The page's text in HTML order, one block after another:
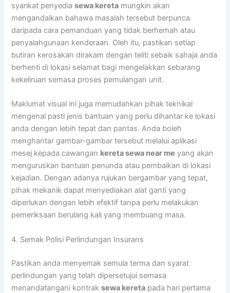
syarikat penyediasewa kereta mungkin akan
mengandaikan bahawa masalah tersebut berpunca
daripada cara pemanduan yang tidak berhemah atau
penyalahgunaan kenderaan. Oleh itu, pastikan setiap
butiran kerosakan dirakam dengan teliti sebaik sahaja anda
berhenti di lokasi selamat bagi mengelakkan sebarang
kekeliruan semasa proses pemulangan unit.
Maklumat visual ini juga memudahkan pihak teknikal
mengenal pasti jenis bantuan yang perlu dihantar ke lokasi
anda dengan lebih tepat dan pantas. Anda boleh
menghantar gambar-gambar tersebut melalui aplikasi
mesej kepada cawangan kereta sewa near me yang akan
menguruskan bantuan penunda atau pembaikan di lokasi
kejadian. Dengan adanya rujukan bergambar yang tepat,
pihak mekanik dapat menyediakan alat ganti yang
diperlukan dengan lebih efektif tanpa perlu melakukan
pemeriksaan berulang kali yang membuang masa.
4. Semak Polisi Perlindungan Insurans
Pastikan anda menyemak semula terma dan syarat
perlindungan yang telah dipersetujui semasa
menandatangani kontraksewa kereta pada hari pertama